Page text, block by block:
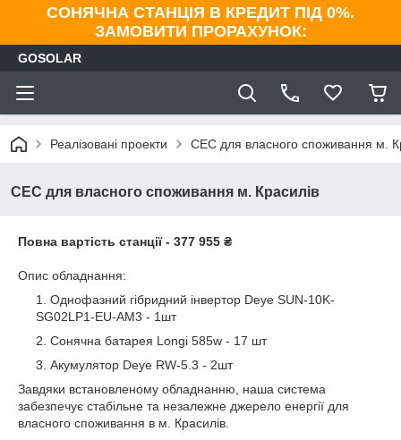
СОНЯЧНА СТАНЦІЯ В КРЕДИТ ПІД 0%.
ЗАМОВИТИ ПРОРАХУНОК:
GOSOLAR
Реалізовані проекти СЕС для власного споживання м.
СЕС для власного споживання м. Красилів
Повна вартість станції - 377 955 ₴
Опис обладнання:
Однофазний гібридний інвертор Deye SUN-10K-
SG02LP1-EU-AM3 - 1шт
Сонячна батарея Longi 585w - 17 шт
Акумулятор Deye RW-5.3 - 2шт
Завдяки встановленому обладнанню, наша система
забезпечує стабільне та незалежне джерело енергії для
власного споживання в м. Красилів.